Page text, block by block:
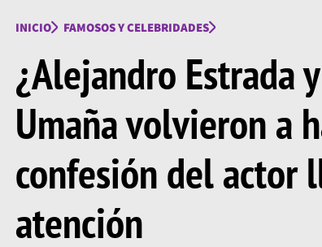
INICIO FAMOSOS Y CELEBRIDADES
¿Alejandro Estrada
Umaña volvieron a
confesión del actor
atención